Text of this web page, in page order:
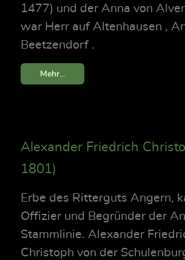
1477) und der Anna von
war Herr auf Altenhausen ,
Beetzendorf .
Mehr...
Alexander Friedrich
1801)
Erbe des Ritterguts Angern,
Offizier und Begründer der
Stammlinie. Alexander
Christoph von der